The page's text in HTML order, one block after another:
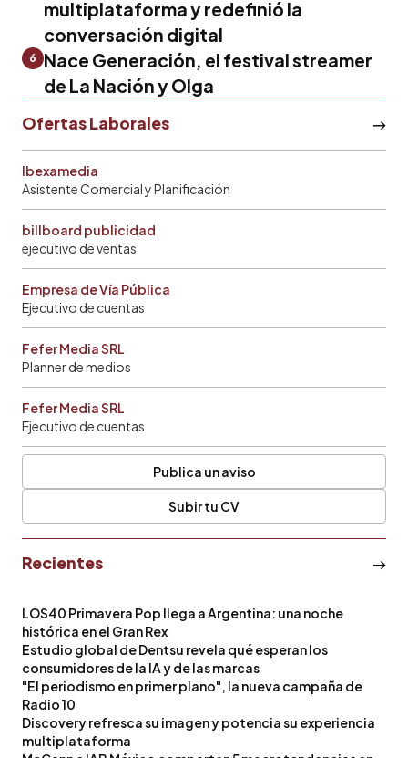
multiplataforma y redefinió la
conversación digital
6
Nace Generación, el festival streamer
de La Nación y Olga
Ofertas Laborales
Ibexamedia
Asistente Comercial y Planificación
billboard publicidad
ejecutivo de ventas
Empresa de Vía Pública
Ejecutivo de cuentas
Fefer Media SRL
Planner de medios
Fefer Media SRL
Ejecutivo de cuentas
Publica un aviso
Subir tu CV
Recientes
LOS40 Primavera Pop llega a Argentina: una noche
histórica en el Gran Rex
Estudio global de Dentsu revela qué esperan los
consumidores de la IA y de las marcas
"El periodismo en primer plano", la nueva campaña de
Radio 10
Discovery refresca su imagen y potencia su experiencia
multiplataforma